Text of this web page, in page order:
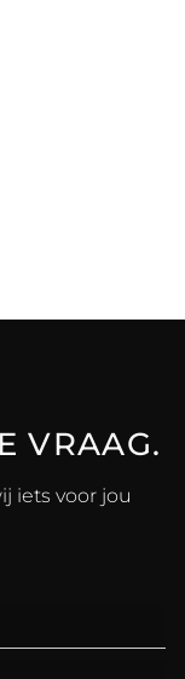
VRAAG.
iets voor jou